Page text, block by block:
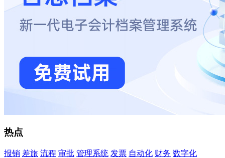
热点
报销 差旅 流程 审批 管理系统 发票 自动化 财务 数字化